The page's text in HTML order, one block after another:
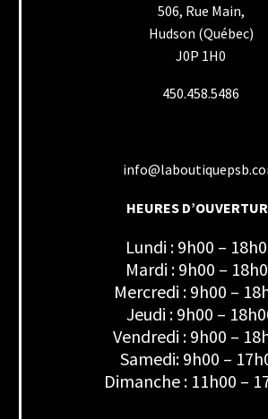
506, Rue Main,
Hudson (Québec)
J0P 1H0
450.458.5486
HEURES
Lundi : 9h00 –
Mardi : 9h00 –
Mercredi : 9h00 –
Jeudi : 9h00 –
Vendredi : 9h00 –
Samedi: 9h00 –
Dimanche : 11h00 –